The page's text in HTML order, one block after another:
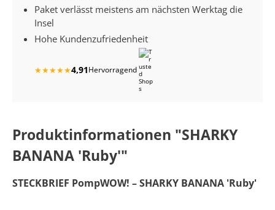
Paket verlässt meistens am nächsten Werktag die
Insel
Hohe Kundenzufriedenheit
★★★★★4,91Hervorragend
Produktinformationen "SHARKY
BANANA 'Ruby'"
STECKBRIEF PompWOW! – SHARKY BANANA 'Ruby'